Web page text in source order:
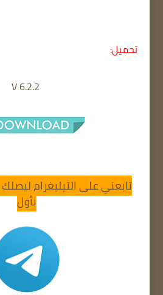
تحميل:
6.2.2
تابعني على التيليغرام
بأول